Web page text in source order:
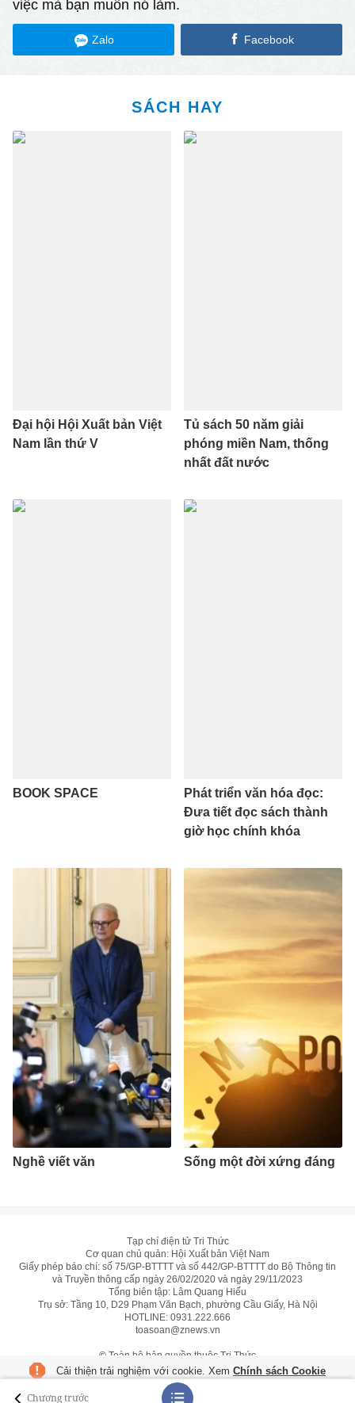
việc mà bạn muốn nó làm.
Zalo Facebook
Chương trước
SÁCH HAY
Đại hội Hội Xuất bản Việt
Nam lần thứ V
Tủ sách 50 năm giải
phóng miền Nam, thống
nhất đất nước
BOOK SPACE
Phát triển văn hóa đọc:
Đưa tiết đọc sách thành
giờ học chính khóa
Nghề viết văn Sống một đời xứng đáng
Tạp chí điện tử Tri Thức
Cơ quan chủ quản: Hội Xuất bản Việt Nam
Giấy phép báo chí: số 75/GP-BTTTT và số 442/GP-BTTTT do Bộ Thông tin
và Truyền thông cấp ngày 26/02/2020 và ngày 29/11/2023
Tổng biên tập: Lâm Quang Hiếu
Trụ sở: Tầng 10, D29 Phạm Văn Bạch, phường Cầu Giấy, Hà Nội
HOTLINE: 0931.222.666
toasoan@znews.vn
© Toàn bộ bản quyền thuộc Tri Thức
Cải thiện trải nghiệm với cookie. Xem Chính sách Cookie
Từ chối Đồng ý